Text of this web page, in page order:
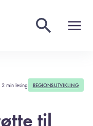
2 min lesing REGIONSUTVIKLING
til